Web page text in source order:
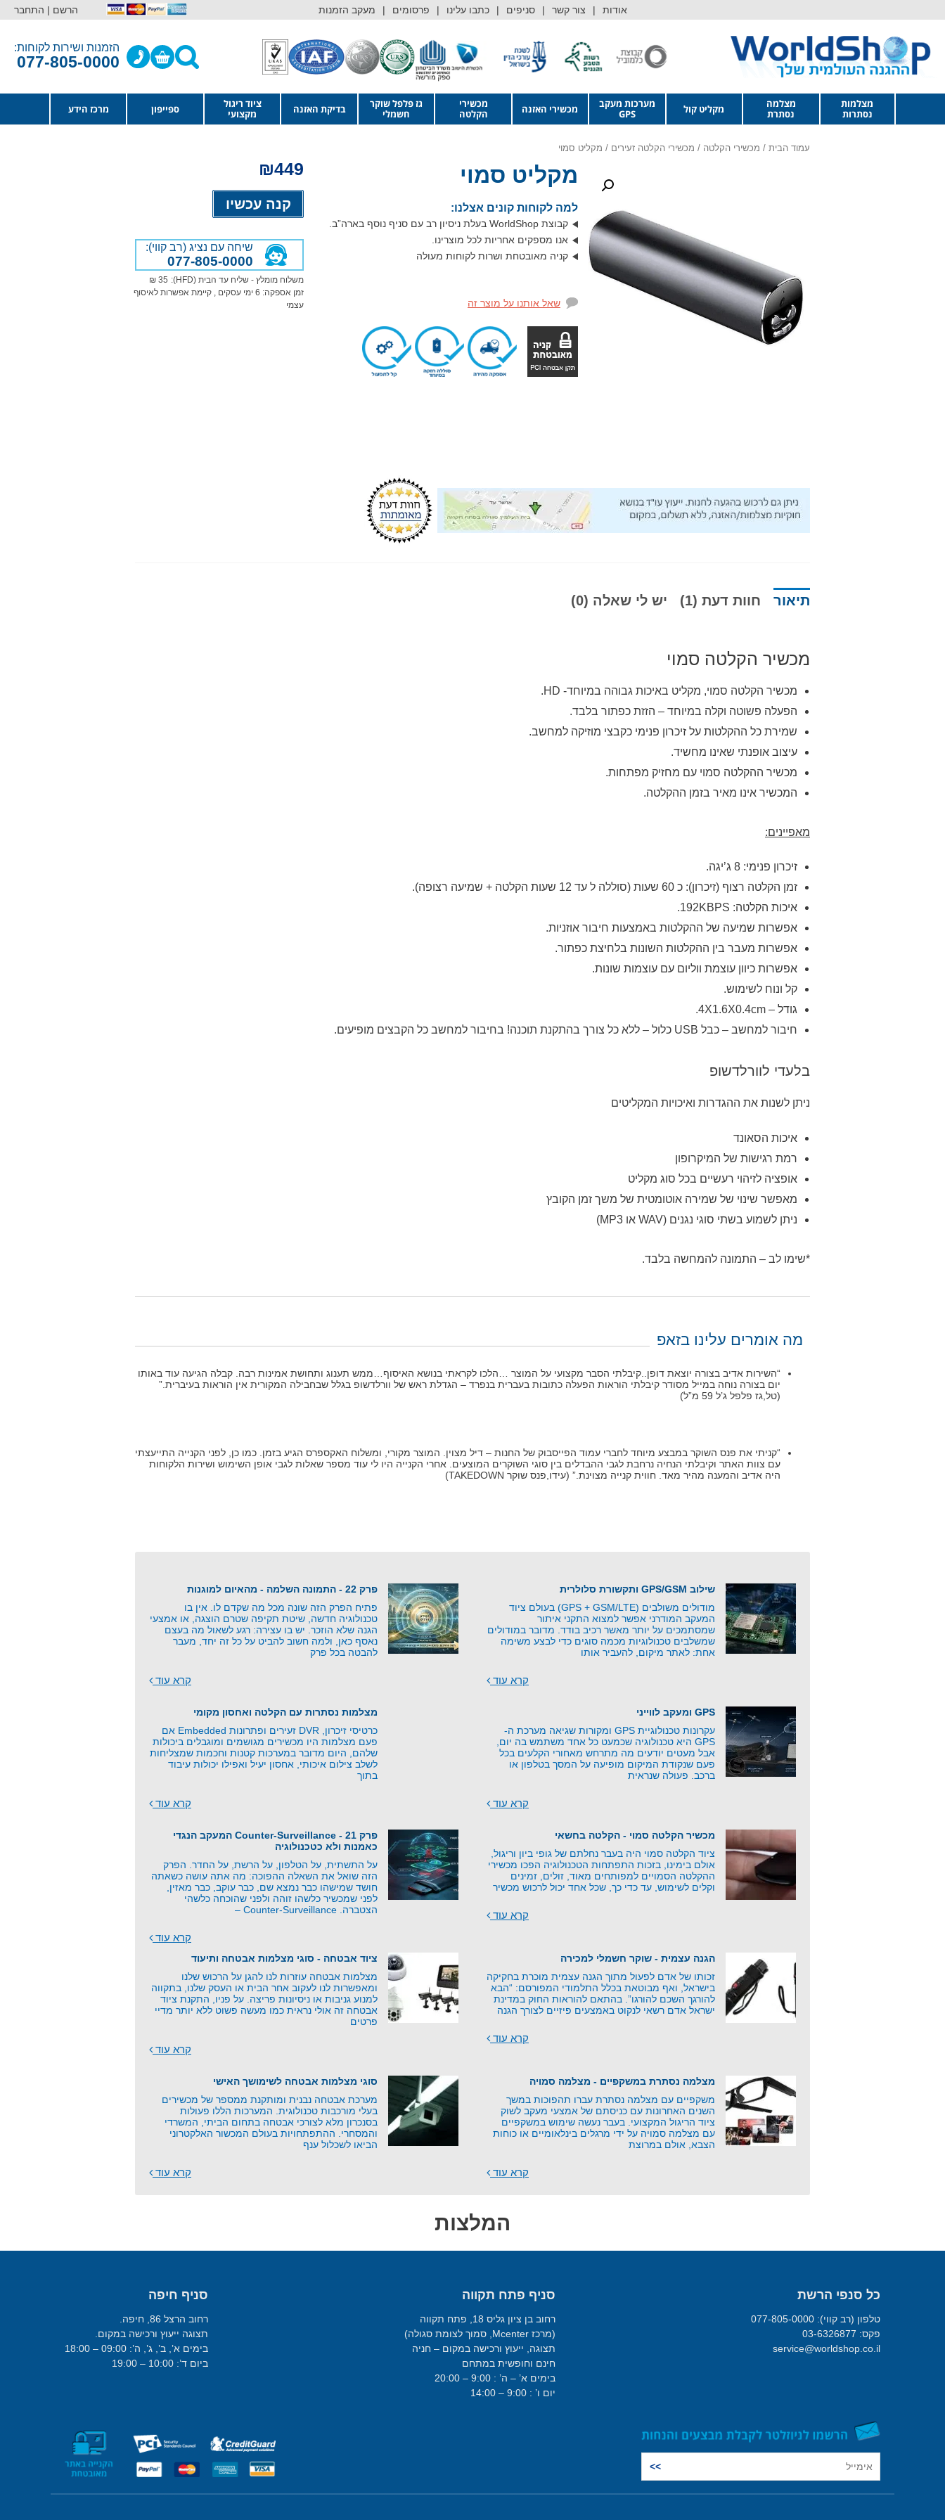
אודות צור קשר סניפים כתבו עלינו פרסומים מעקב הזמנות הרשם | התחבר
הזמנות ושירות לקוחות:
077-805-0000
מצלמות
נסתרות
מצלמה
נסתרת
מקליט קול
מערכות מעקב
GPS
מכשירי האזנה
מכשירי
הקלטה
גז פלפל שוקר
חשמלי
בדיקת האזנה
ציוד ריגול
מקצועי
ספייפון מרכז הידע
עמוד הבית / מכשירי הקלטה / מכשירי הקלטה זעירים / מקליט סמוי
מקליט סמוי
למה לקוחות קונים אצלנו:
קבוצת WorldShop בעלת ניסיון רב עם סניף נוסף בארה”ב.
אנו מספקים אחריות לכל מוצרינו.
קניה מאובטחת ושרות לקוחות מעולה
שאל אותנו על מוצר זה
₪449
קנה עכשיו
שיחה עם נציג (רב קווי):
077-805-0000
משלוח מומלץ - שליח עד הבית (HFD):
35 ₪
זמן אספקה: 6 ימי עסקים , קיימת אפשרות לאיסוף
עצמי
תיאור חוות דעת (1) יש לי שאלה (0)
מכשיר הקלטה סמוי
מכשיר הקלטה סמוי, מקליט באיכות גבוהה במיוחד- HD.
הפעלה פשוטה וקלה במיוחד – הזזת כפתור בלבד.
שמירת כל ההקלטות על זיכרון פנימי כקבצי מוזיקה למחשב.
עיצוב אופנתי שאינו מחשיד.
מכשיר ההקלטה סמוי עם מחזיק מפתחות.
המכשיר אינו מאיר בזמן ההקלטה.
מאפיינים:
זיכרון פנימי: 8 ג’יגה.
זמן הקלטה רצוף (זיכרון): כ 60 שעות (סוללה ל עד 12 שעות הקלטה + שמיעה רצופה).
איכות הקלטה: 192KBPS.
אפשרות שמיעה של ההקלטות באמצעות חיבור אוזניות.
אפשרות מעבר בין ההקלטות השונות בלחיצת כפתור.
אפשרות כיוון עוצמת ווליום עם עוצמות שונות.
קל ונוח לשימוש.
גודל – 4X1.6X0.4cm.
חיבור למחשב – כבל USB כלול – ללא כל צורך בהתקנת תוכנה! בחיבור למחשב כל הקבצים מופיעים.
בלעדי לוורלדשופ
ניתן לשנות את ההגדרות ואיכויות המקליטים
איכות הסאונד
רמת רגישות של המיקרופון
אופציה לזיהוי רעשיים בכל סוג מקליט
מאפשר שינוי של שמירה אוטומטית של משך זמן הקובץ
ניתן לשמוע בשתי סוגי נגנים (WAV או MP3)
*שימו לב – התמונה להמחשה בלבד.
מה אומרים עלינו בזאפ
“השירות אדיב בצורה יוצאת דופן..קיבלתי הסבר מקצועי על המוצר …הלכו לקראתי בנושא האיסוף…ממש תענוג ותחושת אמינות רבה. קבלה הגיעה עוד באותו
יום בצורה נוחה במייל מסודר קיבלתי הוראות הפעלה כתובות בעברית בנפרד – הגדלת ראש של וורלדשופ בגלל שבחבילה המקורית אין הוראות בעיברית.”
(טל,גז פלפל ג’ל 59 מ”ל)
“קניתי את פנס השוקר במבצע מיוחד לחברי עמוד הפייסבוק של החנות – דיל מצוין. המוצר מקורי, ומשלוח האקספרס הגיע בזמן. כמו כן, לפני הקנייה התייעצתי
עם צוות האתר וקיבלתי הנחיה נרחבת לגבי ההבדלים בין סוגי השוקרים המוצעים. אחרי הקנייה היו לי עוד מספר שאלות לגבי אופן השימוש ושירות הלקוחות
היה אדיב והמענה מהיר מאד. חווית קנייה מצוינת.” (עידו,פנס שוקר TAKEDOWN)
שילוב GPS/GSM ותקשורת סלולרית
מודולים משולבים (GPS + GSM/LTE) בעולם ציוד
המעקב המודרני אפשר למצוא התקני איתור
שמסתמכים על יותר מאשר רכיב בודד. מדובר במודולים
שמשלבים טכנולוגיות מכמה סוגים כדי לבצע משימה
אחת: לאתר מיקום, להעביר אותו
קרא עוד
פרק 22 - התמונה השלמה - מהאיום למוגנות
פתיח הפרק הזה שונה מכל מה שקדם לו. אין בו
טכנולוגיה חדשה, שיטת תקיפה שטרם הוצגה, או אמצעי
הגנה שלא הוזכר. יש בו עצירה: רגע לשאול מה בעצם
נאסף כאן, ולמה חשוב להביט על כל זה יחד, מעבר
להבטה בכל פרק
קרא עוד
GPS ומעקב לווייני
עקרונות טכנולוגיית GPS ומקורות שגיאה מערכת ה-
GPS היא טכנולוגיה שכמעט כל אחד משתמש בה יום,
אבל מעטים יודעים מה מתרחש מאחורי הקלעים בכל
פעם שנקודת המיקום מופיעה על המסך בטלפון או
ברכב. פעולה שנראית
קרא עוד
מצלמות נסתרות עם הקלטה ואחסון מקומי
כרטיסי זיכרון, DVR זעירים ופתרונות Embedded אם
פעם מצלמות היו מכשירים מגושמים ומוגבלים ביכולות
שלהם, היום מדובר במערכות קטנות וחכמות שמצליחות
לשלב צילום איכותי, אחסון יעיל ואפילו יכולות עיבוד
בתוך
קרא עוד
מכשיר הקלטה סמוי - הקלטה בחשאי
ציוד הקלטה סמוי היה בעבר נחלתם של גופי ביון וריגול,
אולם בימינו, בזכות התפתחות הטכנולוגיה הפכו מכשירי
ההקלטה הסמויים למפותחים מאוד, זולים, זמינים
וקלים לשימוש, עד כדי כך, שכל אחד יכול לרכוש מכשיר
קרא עוד
פרק 21 - Counter-Surveillance המעקב הנגדי
כאמנות ולא כטכנולוגיה
על התשתית, על הטלפון, על הרשת, על החדר. הפרק
הזה שואל את השאלה ההפוכה: מה אתה עושה כשאתה
חושד שמישהו כבר נמצא שם, כבר עוקב, כבר מאזין,
לפני שמכשיר כלשהו זוהה ולפני שהוכחה כלשהי
הצטברה. Counter-Surveillance –
קרא עוד
הגנה עצמית - שוקר חשמלי למכירה
זכותו של אדם לפעול מתוך הגנה עצמית מוכרת בחקיקה
בישראל, ואף מבוטאת בכלל התלמודי המפורסם: “הבא
להורגך השכם להורגו”. בהתאם להוראות החוק במדינת
ישראל אדם רשאי לנקוט באמצעים פיזיים לצורך הגנה
קרא עוד
ציוד אבטחה - סוגי מצלמות אבטחה ותיעוד
מצלמות אבטחה עוזרות לנו להגן על הרכוש שלנו
ומאפשרות לנו לעקוב אחר הבית או העסק שלנו, בתקווה
למנוע גניבות או ניסיונות פריצה. על פניו, התקנת ציוד
אבטחה זה אולי נראית כמו מעשה פשוט ללא יותר מדיי
פרטים
קרא עוד
מצלמה נסתרת במשקפיים - מצלמה סמויה
משקפיים עם מצלמה נסתרת עברו תהפוכות במשך
השנים האחרונות עם כניסתם של אמצעי מעקב לשוק
ציוד הריגול המקצועי. בעבר נעשה שימוש במשקפיים
עם מצלמה סמויה על ידי מרגלים בינלאומיים או כוחות
הצבא, אולם במרוצת
קרא עוד
סוגי מצלמות אבטחה לשימושך האישי
מערכת אבטחה נבנית ומותקנת ממספר של מכשירים
בעלי מורכבות טכנולוגית. המערכות הללו פעולות
בסנכרון מלא לצורכי אבטחה בתחום הביתי, המשרדי
והמסחרי. ההתפתחויות בעולם המכשור האלקטרוני
הביאו לשכלול ענף
קרא עוד
המלצות
כל סנפי הרשת
טלפון (רב קווי): 077-805-0000
פקס: 03-6326877
service@worldshop.co.il
סניף פתח תקווה
רחוב בן ציון גליס 18, פתח תקווה
(מרכז Mcenter, סמוך לצומת סגולה)
תצוגה, ייעוץ ורכישה במקום – חניה
חינם וחופשית במתחם
בימים א’ – ה’ : 9:00 – 20:00
יום ו’ : 9:00 – 14:00
סניף חיפה
רחוב הרצל 86, חיפה.
תצוגה ייעוץ ורכישה במקום.
בימים א’, ב’, ג’, ה’: 09:00 – 18:00
ביום ד’: 10:00 – 19:00